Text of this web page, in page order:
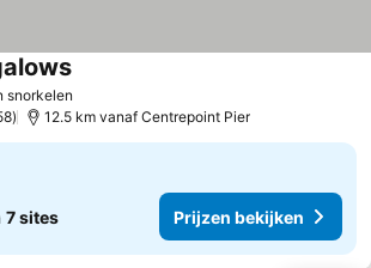
snorkelen
Prijzen bekijken
12.5 km vanaf Centrepoint Pier
7 sites Prijzen bekijken